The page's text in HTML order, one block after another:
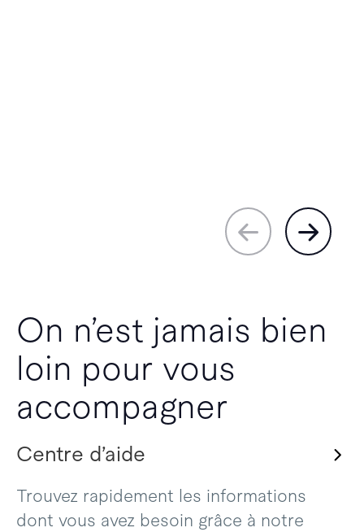
On n’est jamais bien
loin pour vous
accompagner
Centre d’aide
Trouvez rapidement les informations
dont vous avez besoin grâce à notre